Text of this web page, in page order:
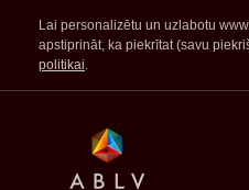
Lai personalizētu un uzlabotu
apstiprināt, ka piekrītat (savu
politikai.